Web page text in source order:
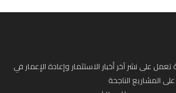
على نشر آخر أخبار الاستثمار وإعادة الإعمار في
المشاريع الناجحة